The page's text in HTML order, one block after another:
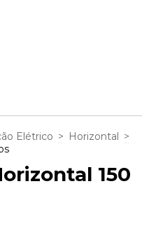
Elétrico > Horizontal >
150